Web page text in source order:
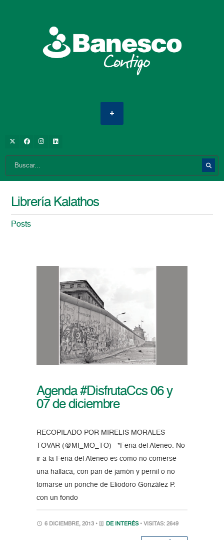
Librería Kalathos
Posts
Agenda #DisfrutaCcs 06 y
07 de diciembre
RECOPILADO POR MIRELIS MORALES
TOVAR (@MI_MO_TO) *Feria del Ateneo. No
ir a la Feria del Ateneo es como no comerse
una hallaca, con pan de jamón y pernil o no
tomarse un ponche de Eliodoro González P.
con un fondo
6 DICIEMBRE, 2013 • DE INTERÉS • VISITAS: 2649